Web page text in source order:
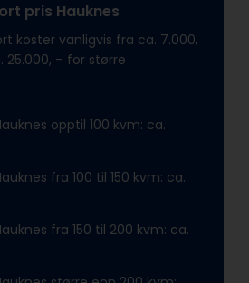
pris Hauknes
koster vanligvis fra ca. 7.000,
– for større
opptil 100 kvm: ca.
fra 100 til 150 kvm: ca.
fra 150 til 200 kvm: ca.